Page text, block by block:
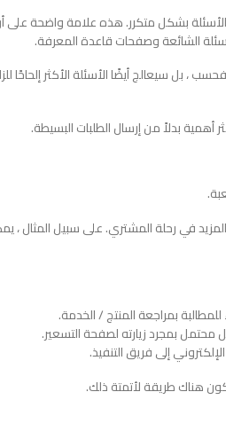
بشكل متكرر. هذه علامة واضحة
الشائعة وصفحات قاعدة المعرفة.
بل سيعالج أيضًا الأسئلة الأكثر إلحاحًا
بدلاً من إرسال الطلبات البسيطة.
في رحلة المشتري. على سبيل المثال
بمراجعة المنتج / الخدمة.
محتمل بمجرد زيارته لصفحة التسعير.
إلى فريق التنفيذ.
هناك طريقة لأتمتة ذلك.